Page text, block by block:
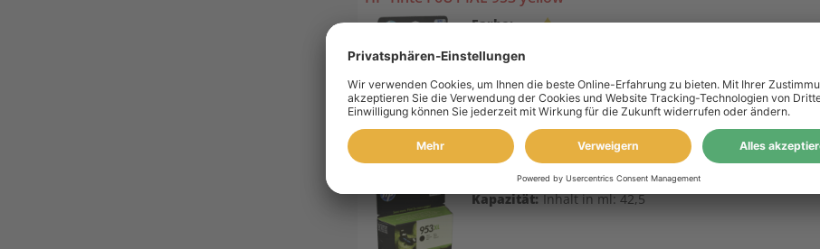
Farbe:
HP Tinte L0S70AE 953XL schwarz
Kapazität: Inhalt in ml: 42,5